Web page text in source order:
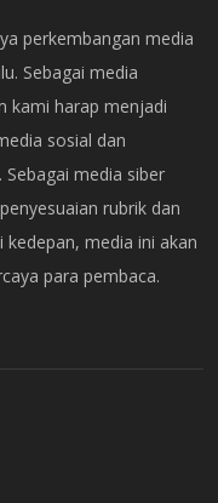
perkembangan media
Sebagai media
kami harap menjadi
sosial dan
media siber
rubrik dan
media ini akan
para pembaca.